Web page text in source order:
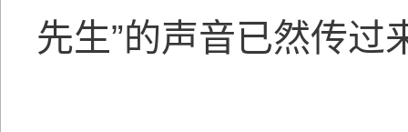
先生”的声音已然传过